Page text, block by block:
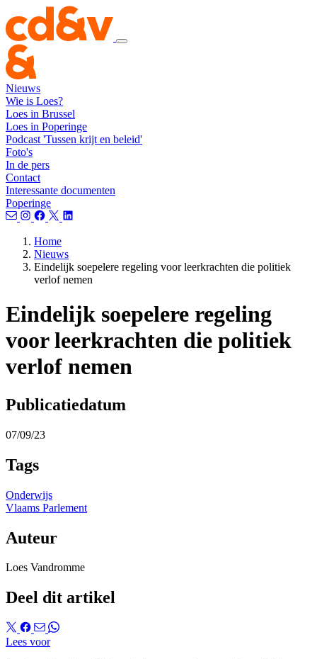
Nieuws
Wie is Loes?
Loes in Brussel
Loes in Poperinge
Podcast 'Tussen krijt en beleid'
Foto's
In de pers
Contact
Interessante documenten
Poperinge
Home
Nieuws
Eindelijk soepelere regeling voor leerkrachten die politiek
verlof nemen
Eindelijk soepelere regeling
voor leerkrachten die politiek
verlof nemen
Publicatiedatum
07/09/23
Tags
Onderwijs
Vlaams Parlement
Auteur
Loes Vandromme
Deel dit artikel
Lees voor